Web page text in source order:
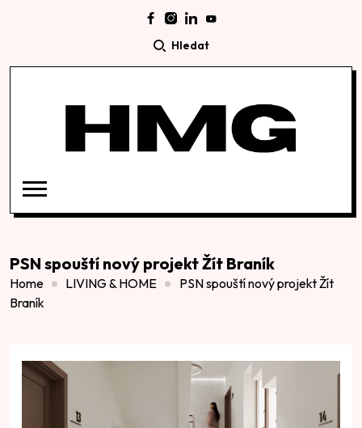
Hledat
PSN spouští nový projekt Žít Braník
Home LIVING & HOME
PSN spouští nový projekt Žít
Braník